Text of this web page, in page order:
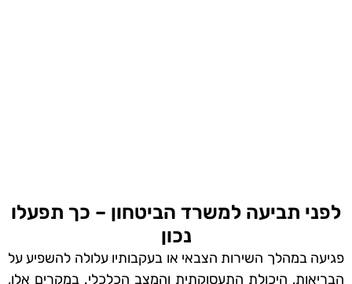
לפני תביעה למשרד הביטחון – כך תפעלו
נכון
פגיעה במהלך השירות הצבאי או בעקבותיו עלולה להשפיע על
הבריאות, היכולת התעסוקתית והמצב הכלכלי. במקרים אלו,